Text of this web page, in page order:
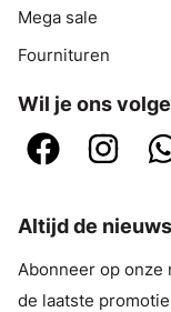
Mega sale
Fournituren
Wil je ons
Altijd de
Abonneer op onze
de laatste